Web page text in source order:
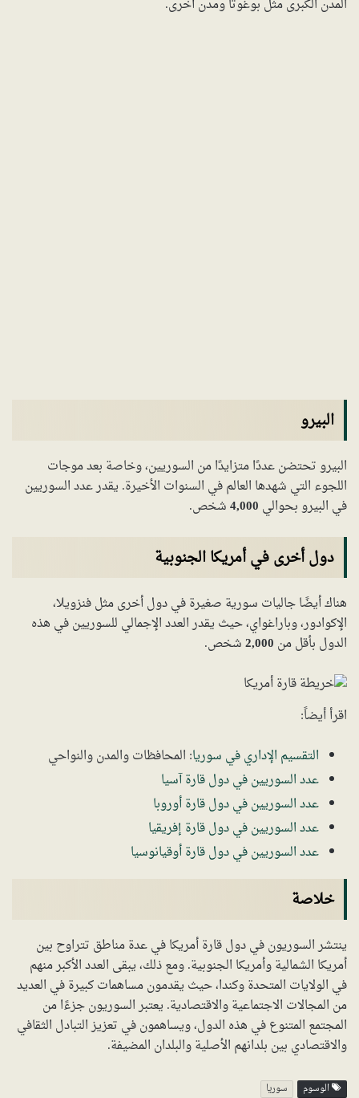
المدن الكبرى مثل بوغوتا ومدن أخرى.
البيرو
البيرو تحتضن عددًا متزايدًا من السوريين، وخاصة بعد موجات
اللجوء التي شهدها العالم في السنوات الأخيرة. يقدر عدد السوريين
في البيرو بحوالي 4,000شخص.
دول أخرى في أمريكا الجنوبية
هناك أيضًا جاليات سورية صغيرة في دول أخرى مثل فنزويلا،
الإكوادور، وباراغواي، حيث يقدر العدد الإجمالي للسوريين في هذه
الدول بأقل من 2,000شخص.
اقرأ أيضاً:
التقسيم الإداري في سوريا: المحافظات والمدن والنواحي
عدد السوريين في دول قارة آسيا
عدد السوريين في دول قارة أوروبا
عدد السوريين في دول قارة إفريقيا
عدد السوريين في دول قارة أوقيانوسيا
خلاصة
ينتشر السوريون في دول قارة أمريكا في عدة مناطق تتراوح بين
أمريكا الشمالية وأمريكا الجنوبية. ومع ذلك، يبقى العدد الأكبر منهم
في الولايات المتحدة وكندا، حيث يقدمون مساهمات كبيرة في العديد
من المجالات الاجتماعية والاقتصادية. يعتبر السوريون جزءًا من
المجتمع المتنوع في هذه الدول، ويساهمون في تعزيز التبادل الثقافي
والاقتصادي بين بلدانهم الأصلية والبلدان المضيفة.
الوسوم سوريا